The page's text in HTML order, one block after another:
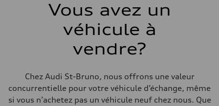
Transmission
7-speed S tronic automatic
McPherson suspension strut front
Système de freinage
—
Direction
Vous avez un
véhicule à
vendre?
Chez Audi St-Bruno, nous offrons une valeur
concurrentielle pour votre véhicule d’échange, même
si vous n’achetez pas un véhicule neuf chez nous. Que